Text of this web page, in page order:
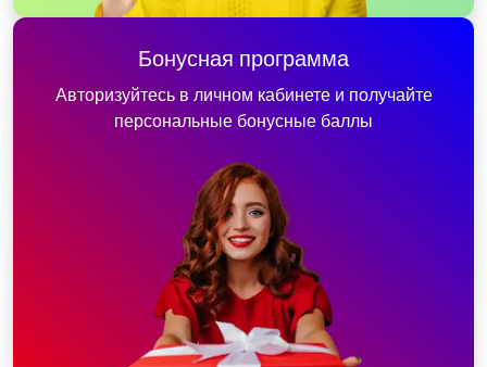
Бонусная программа
Авторизуйтесь в личном кабинете и получайте
персональные бонусные баллы